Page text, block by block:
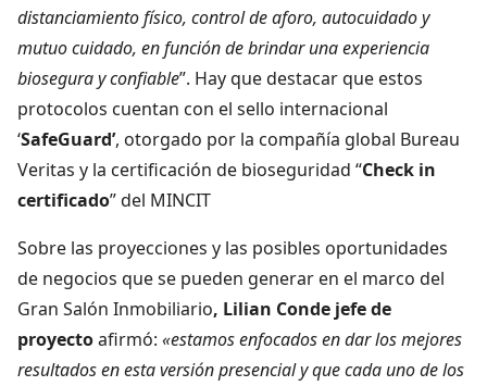
distanciamiento físico, control de aforo, autocuidado y
mutuo cuidado, en función de brindar una experiencia
biosegura y confiable”. Hay que destacar que estos
protocolos cuentan con el sello internacional
‘SafeGuard’, otorgado por la compañía global Bureau
Veritas y la certificación de bioseguridad “Check in
certificado” del MINCIT
Sobre las proyecciones y las posibles oportunidades
de negocios que se pueden generar en el marco del
Gran Salón Inmobiliario, Lilian Conde jefe de
proyectoafirmó: «estamos enfocados en dar los mejores
resultados en esta versión presencial y que cada uno de los